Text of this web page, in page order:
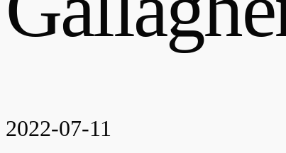
2022-07-11